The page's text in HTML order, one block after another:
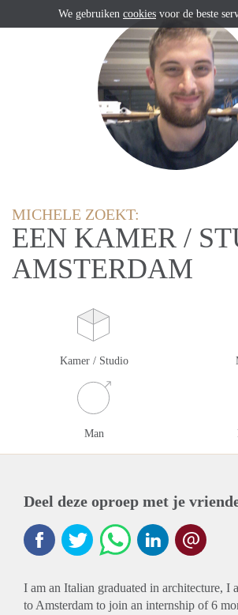
MICHELE ZOEKT:
EEN KAMER /
AMSTERDAM
Kamer / Studio
Man
Deel deze oproep met je
I am an Italian graduated in architecture, I
to Amsterdam to join an internship of 6
We gebruiken cookies voor de beste